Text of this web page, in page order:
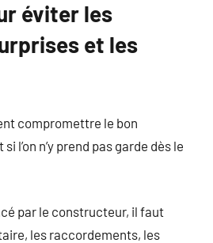
éviter les
et les
compromettre le bon
l’on n’y prend pas garde dès le
par le constructeur, il faut
les raccordements, les